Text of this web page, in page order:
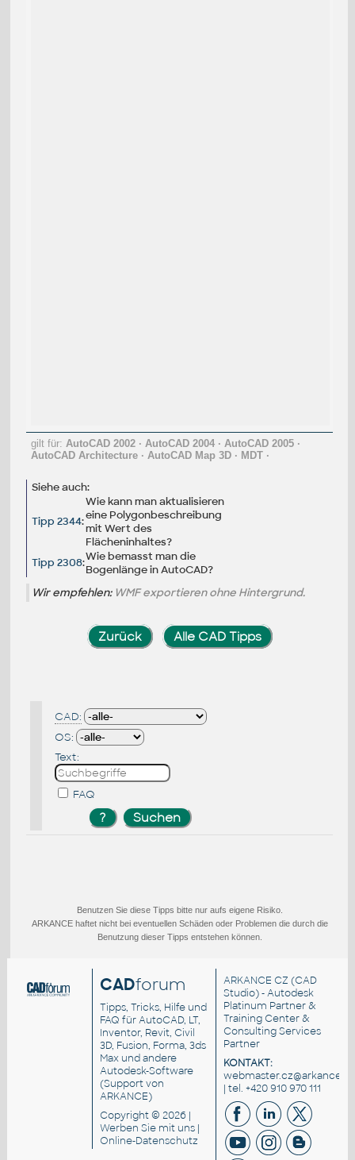
gilt für: AutoCAD 2002· AutoCAD 2004· AutoCAD 2005·
AutoCAD Architecture· AutoCAD Map 3D· MDT·
Siehe auch:
Tipp 2344:
Wie kann man aktualisieren
eine Polygonbeschreibung
mit Wert des
Flächeninhaltes?
Tipp 2308:Wie bemasst man die
Bogenlänge in AutoCAD?
Wir empfehlen: WMF exportieren ohne Hintergrund.
Zurück Alle CAD Tipps
CAD:
OS:
Text:
FAQ
Benutzen Sie diese Tipps bitte nur aufs eigene Risiko.
ARKANCE haftet nicht bei eventuellen Schäden oder Problemen die durch die
Benutzung dieser Tipps entstehen können.
CADforum
Tipps, Tricks, Hilfe und
FAQ für AutoCAD, LT,
Inventor, Revit, Civil
3D, Fusion, Forma, 3ds
Max und andere
Autodesk-Software
(Support von
ARKANCE)
Copyright © 2026 |
Werben Sie mit uns |
Online-Datenschutz
ARKANCE CZ (CAD
Studio) - Autodesk
Platinum Partner &
Training Center &
Consulting Services
Partner
KONTAKT:
| tel. +420 910 970 111